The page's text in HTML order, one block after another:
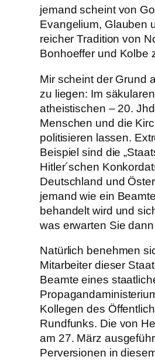
jemand scheint von
Evangelium, Glauben
reicher Tradition von
Bonhoeffer und Kolbe
Mir scheint der Grund
zu liegen: Im
atheistischen – 20.
Menschen und die
politisieren lassen.
Beispiel sind die
Hitler´schen
Deutschland und
jemand wie ein
behandelt wird und
was erwarten Sie
Natürlich benehmen
Mitarbeiter dieser
Beamte eines
Kollegen des
Rundfunks. Die von
am 27. März
Perversionen in